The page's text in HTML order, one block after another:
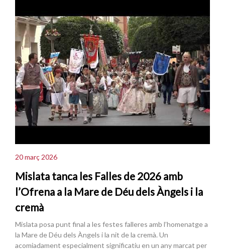
20 març 2026
Mislata tanca les Falles de 2026 amb
l’Ofrena a la Mare de Déu dels Àngels i la
cremà
Mislata posa punt final a les festes falleres amb l’homenatge a
la Mare de Déu dels Àngels i la nit de la cremà. Un
acomiadament especialment significatiu en un any marcat per